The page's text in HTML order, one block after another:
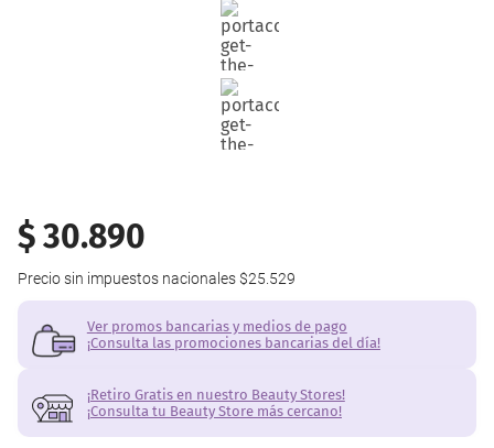
$30.890
Precio sin impuestos nacionales $25.529
Ver promos bancarias y medios de pago
¡Consulta las promociones bancarias del día!
¡Retiro Gratis en nuestro Beauty Stores!
¡Consulta tu Beauty Store más cercano!